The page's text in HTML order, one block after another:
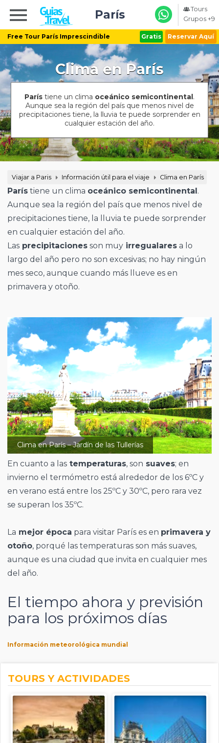
Free Tour París Imprescindible Gratis Reservar Aquí
París
Tours
Grupos +9
Clima en París
París tiene un clima oceánico semicontinental.
Aunque sea la región del país que menos nivel de
precipitaciones tiene, la lluvia te puede sorprender en
cualquier estación del año.
Viajar a Paris Información útil para el viaje Clima en París
París tiene un clima oceánico semicontinental.
Aunque sea la región del país que menos nivel de
precipitaciones tiene, la lluvia te puede sorprender
en cualquier estación del año.
Las precipitaciones son muy irregualares a lo
largo del año pero no son excesivas; no hay ningún
mes seco, aunque cuando más llueve es en
primavera y otoño.
Clima en París – Jardín de las Tullerías
En cuanto a las temperaturas, son suaves; en
invierno el termómetro está alrededor de los 6ºC y
en verano está entre los 25ºC y 30ºC, pero rara vez
se superan los 35ºC.
La mejor época para visitar París es en primavera y
otoño, porqué las temperaturas son más suaves,
aunque es una ciudad que invita en cualquier mes
del año.
El tiempo ahora y previsión
para los próximos días
Información meteorológica mundial
TOURS Y ACTIVIDADES